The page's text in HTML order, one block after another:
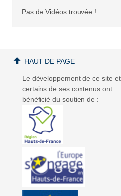
Pas de Vidéos trouvée !
Le développement de ce site et
certains de ses contenus ont
bénéficié du soutien de :
HAUT DE PAGE